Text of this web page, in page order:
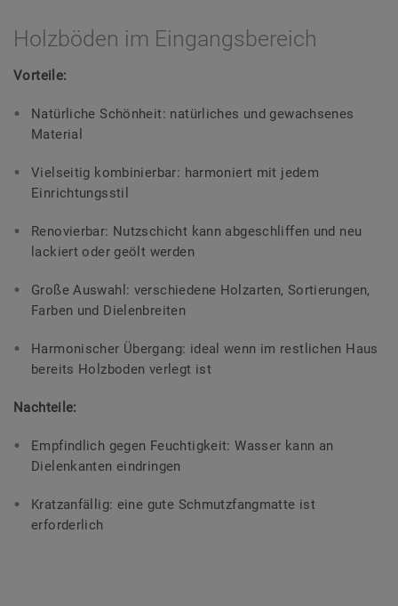
Holzböden im Eingangsbereich
Vorteile:
Natürliche Schönheit: natürliches und gewachsenes
Material
Vielseitig kombinierbar: harmoniert mit jedem
Einrichtungsstil
Renovierbar: Nutzschicht kann abgeschliffen und neu
lackiert oder geölt werden
Große Auswahl: verschiedene Holzarten, Sortierungen,
Farben und Dielenbreiten
Harmonischer Übergang: ideal wenn im restlichen Haus
bereits Holzboden verlegt ist
Nachteile:
Empfindlich gegen Feuchtigkeit: Wasser kann an
Dielenkanten eindringen
Kratzanfällig: eine gute Schmutzfangmatte ist
erforderlich